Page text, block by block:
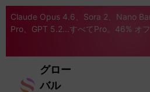
Claude Opus 4.6、Sora 2、Nano
Pro、GPT 5.2...すべてPro。46% オフ
グロー
バル